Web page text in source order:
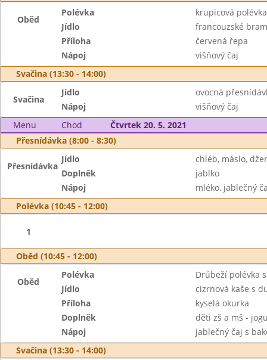
Oběd
Polévka
krupicová
Jídlo
francouzské
Příloha
červená řepa
Nápoj
višňový čaj
Svačina (13:30 - 14:00)
Svačina
Jídlo
ovocná
Nápoj
višňový čaj
Menu
Chod
Čtvrtek 20. 5. 2021
Přesnídávka (8:00 - 8:30)
Přesnídávka
Jídlo
chléb, máslo,
Doplněk
jablko
Nápoj
mléko, jablečný
Polévka (10:45 - 12:00)
1
Oběd (10:45 - 12:00)
Oběd
Polévka
Drůbeží polévka
Jídlo
cizrnová kaše s
Příloha
kyselá okurka
Doplněk
děti zš a mš -
Nápoj
jablečný čaj s
Svačina (13:30 - 14:00)